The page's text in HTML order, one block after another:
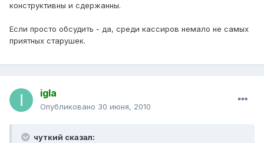
конструктивны и сдержанны.
Если просто обсудить - да, среди кассиров немало не самых
приятных старушек.
igla
Опубликовано 30 июня, 2010
чуткий сказал: